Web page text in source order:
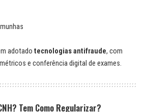
adotado tecnologias antifraude, com
e conferência digital de exames.
Tem Como Regularizar?